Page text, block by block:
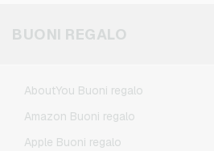
BUONI REGALO
AboutYou Buoni regalo
Amazon Buoni regalo
Apple Buoni regalo